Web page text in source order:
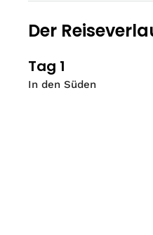
Der
Tag 1
In den Süden